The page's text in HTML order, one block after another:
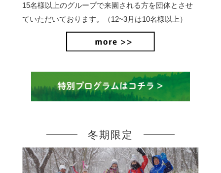
15名様以上のグループで来園される方を団体とさせ
ていただいております。（12~3月は10名様以上）
冬期限定